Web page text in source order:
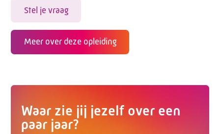
Stel je vraag
Meer over deze opleiding
Waar zie jij jezelf over een
paar jaar?